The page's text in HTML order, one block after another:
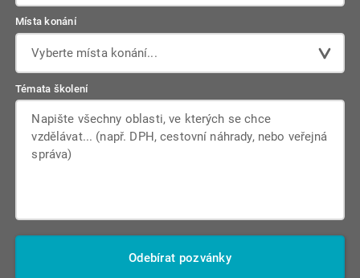
Místa konání
Vyberte místa konání...
Témata školení
Odebírat pozvánky